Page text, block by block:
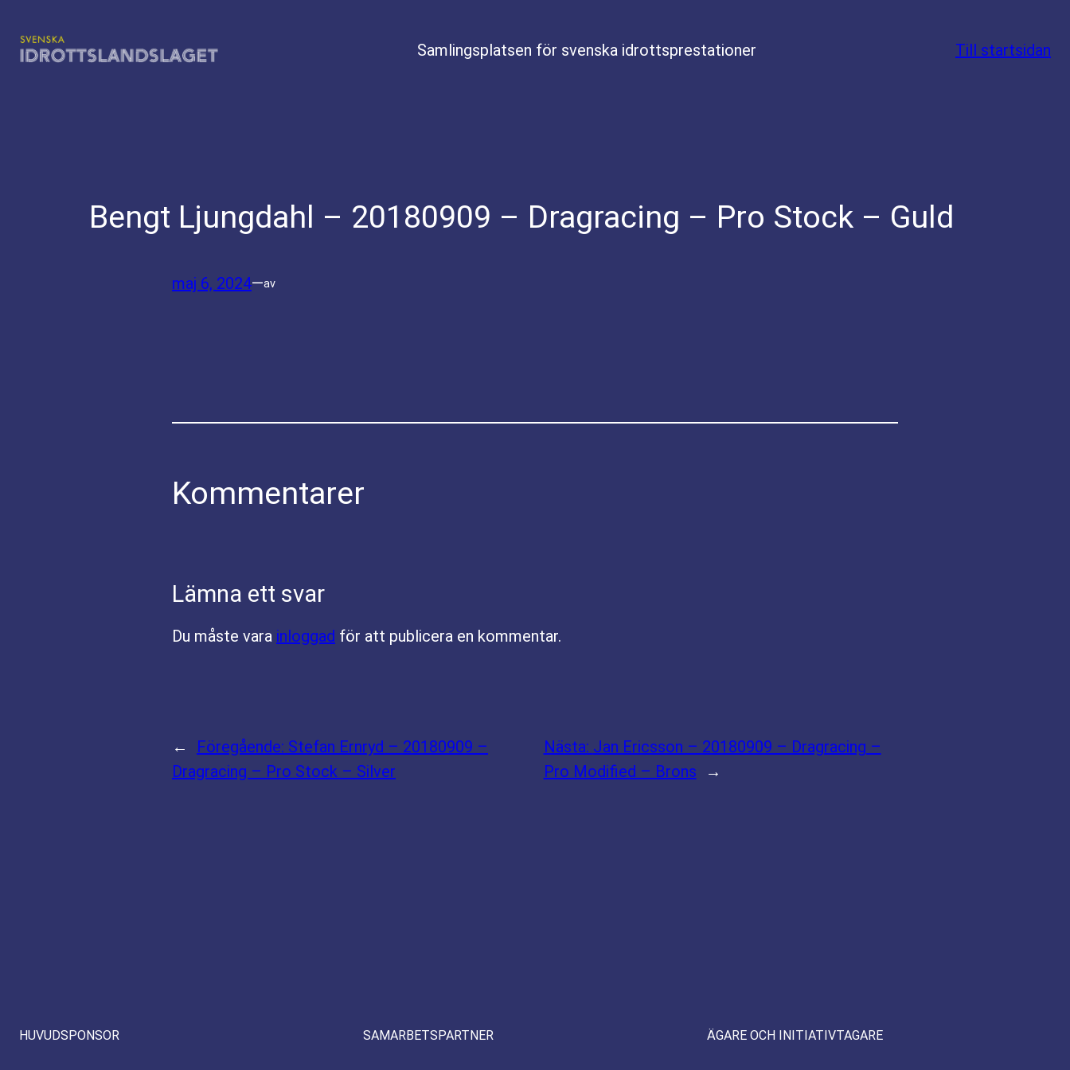
till
innehåll
Samlingsplatsen för svenska idrottsprestationer Till startsidan
Bengt Ljungdahl – 20180909 – Dragracing – Pro Stock – Guld
maj 6, 2024—av
Kommentarer
Lämna ett svar
Du måste vara inloggad för att publicera en kommentar.
← Föregående: Stefan Ernryd – 20180909 –
Dragracing – Pro Stock – Silver
Nästa: Jan Ericsson – 20180909 – Dragracing –
Pro Modified – Brons
→
HUVUDSPONSOR SAMARBETSPARTNER ÄGARE OCH INITIATIVTAGARE